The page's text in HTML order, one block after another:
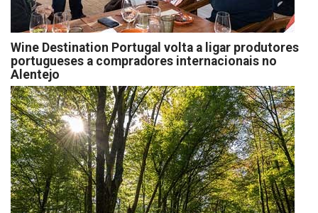
Wine Destination Portugal volta a ligar produtores
portugueses a compradores internacionais no
Alentejo